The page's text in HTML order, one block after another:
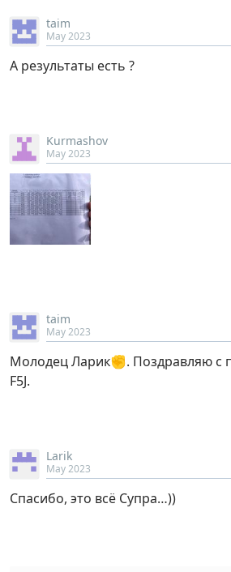
taim
May 2023
А результаты есть ?
Kurmashov
May 2023
taim
May 2023
Молодец Ларик✊. Поздравляю с
F5J.
Larik
May 2023
Спасибо, это всё Супра…))